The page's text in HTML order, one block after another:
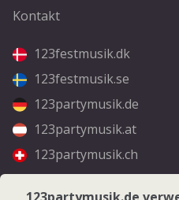
Kontakt
123festmusik.dk
123festmusik.se
123partymusik.de
123partymusik.at
123partymusik.ch
Folgen Sie uns